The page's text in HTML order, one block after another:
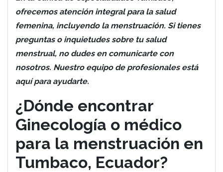
ofrecemos atención integral para la salud
femenina, incluyendo la menstruación. Si tienes
preguntas o inquietudes sobre tu salud
menstrual, no dudes en comunicarte con
nosotros. Nuestro equipo de profesionales está
aquí para ayudarte.
¿Dónde encontrar
Ginecología o médico
para la menstruación en
Tumbaco, Ecuador?